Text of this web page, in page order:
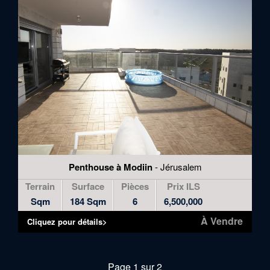
Penthouse à Modiin- Jérusalem
Terrain
Sqm
Surface
184 Sqm
Pièces
6
Prix ILS
6,500,000
À Vendre
Cliquez pour détails>
Page 1 sur 2